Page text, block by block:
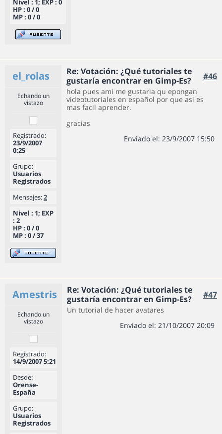
Nivel : 1; EXP : 0
HP : 0 / 0
MP : 0 / 0
el_rolas
Re: Votación: ¿Qué tutoriales te
gustaría encontrar en Gimp-Es?
#46
Echando un
vistazo
Registrado:
23/9/2007
0:25
Grupo:
Usuarios
Registrados
Mensajes:2
Nivel : 1; EXP
: 2
HP : 0 / 0
MP : 0 / 37
hola pues ami me gustaria qu epongan
videotutoriales en español por que asi es
mas facil aprender.
gracias
Enviado el: 23/9/2007 15:50
Amestris
Re: Votación: ¿Qué tutoriales te
gustaría encontrar en Gimp-Es?
#47
Echando un
vistazo
Registrado:
14/9/2007 5:21
Desde:
Orense-
España
Grupo:
Usuarios
Registrados
Un tutorial de hacer avatares
Enviado el: 21/10/2007 20:09